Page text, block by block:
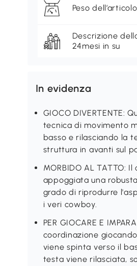
Peso
Descrizione
24mesi in su
In evidenza
GIOCO DIVERTENTE:
tecnica di movimento
basso e rilasciando la
struttura in avanti sul
MORBIDO AL TATTO:
appoggiata una
grado di riprodurre
i veri cowboy.
PER GIOCARE E
coordinazione
viene spinta verso il
testa viene rilasciata,